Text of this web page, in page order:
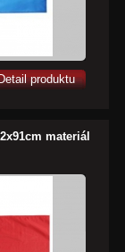
produktu
materiál